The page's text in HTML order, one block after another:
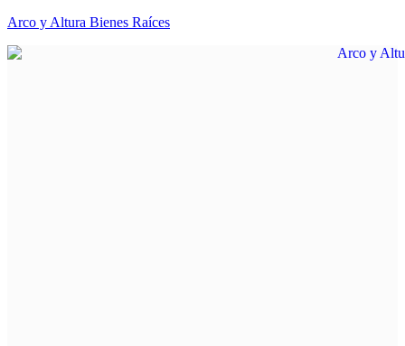
Arco y Altura Bienes Raíces